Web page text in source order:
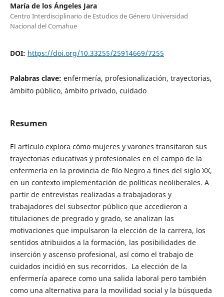
María de los Ángeles Jara
Centro Interdisciplinario de Estudios de Género Universidad
Nacional del Comahue
DOI: https://doi.org/10.33255/25914669/7255
Palabras clave: enfermería, profesionalización, trayectorias,
ámbito público, ámbito privado, cuidado
Resumen
El artículo explora cómo mujeres y varones transitaron sus
trayectorias educativas y profesionales en el campo de la
enfermería en la provincia de Río Negro a fines del siglo XX,
en un contexto implementación de políticas neoliberales. A
partir de entrevistas realizadas a trabajadoras y
trabajadores del subsector público que accedieron a
titulaciones de pregrado y grado, se analizan las
motivaciones que impulsaron la elección de la carrera, los
sentidos atribuidos a la formación, las posibilidades de
inserción y ascenso profesional, así como el trabajo de
cuidados incidió en sus recorridos. La elección de la
enfermería aparece como una salida laboral pero también
como una alternativa para la movilidad social y la búsqueda